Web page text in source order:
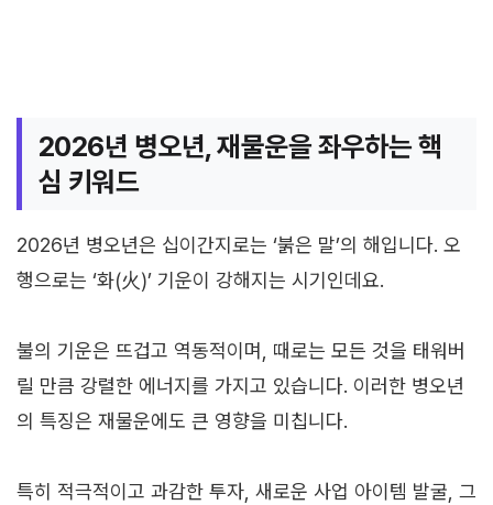
2026년 병오년, 재물운을 좌우하는 핵
심 키워드
2026년 병오년은 십이간지로는 ‘붉은 말’의 해입니다. 오
행으로는 ‘화(火)’ 기운이 강해지는 시기인데요.
불의 기운은 뜨겁고 역동적이며, 때로는 모든 것을 태워버
릴 만큼 강렬한 에너지를 가지고 있습니다. 이러한 병오년
의 특징은 재물운에도 큰 영향을 미칩니다.
특히 적극적이고 과감한 투자, 새로운 사업 아이템 발굴, 그